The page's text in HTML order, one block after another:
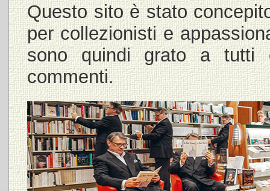
Questo sito è stato
per collezionisti e
sono quindi grato a tutti
commenti.